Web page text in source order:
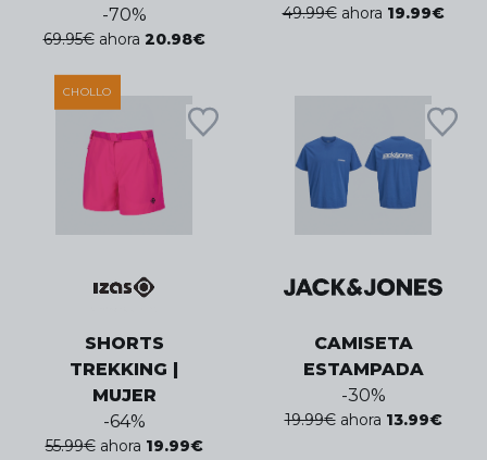
-70%
69.95€ ahora 20.98€
49.99€ ahora 19.99€
CHOLLO
SHORTS
TREKKING |
MUJER
-64%
55.99€ ahora 19.99€
CAMISETA
ESTAMPADA
-30%
19.99€ ahora 13.99€